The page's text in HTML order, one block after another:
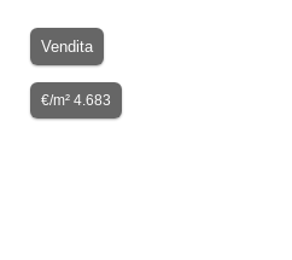
Vendita
€/m² 4.683